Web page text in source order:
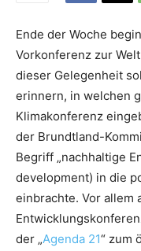
Ende der Woche
Vorkonferenz zur
dieser Gelegenheit
erinnern, in welchen
Klimakonferenz
der Brundtland-
Begriff „nachhaltige
development) in die
einbrachte. Vor allem
der „Agenda 21“ zum